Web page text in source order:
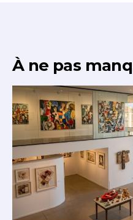
À ne pas